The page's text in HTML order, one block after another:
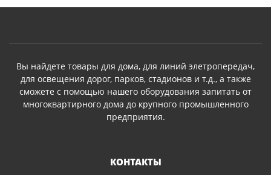
Вы найдете товары для дома, для линий элетропередач,
для освещения дорог, парков, стадионов и т.д., а также
сможете с помощью нашего оборудования запитать от
многоквартирного дома до крупного промышленного
предприятия.
КОНТАКТЫ